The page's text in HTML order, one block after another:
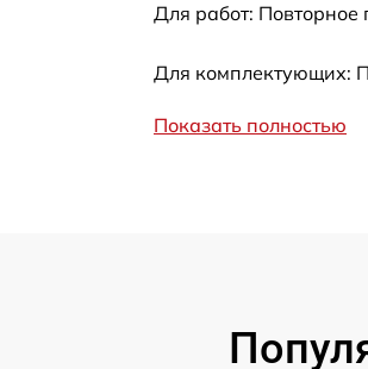
Калибровка
Ремонт материнской
Прошивка
Для работ: Повторное
Для комплектующих:
Показать полностью